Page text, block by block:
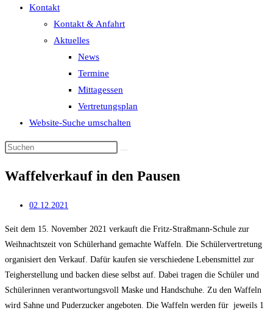
Kontakt
Kontakt & Anfahrt
Aktuelles
News
Termine
Mittagessen
Vertretungsplan
Website-Suche umschalten
Waffelverkauf in den Pausen
02.12.2021
Seit dem 15. November 2021 verkauft die Fritz-Straßmann-Schule zur
Weihnachtszeit von Schülerhand gemachte Waffeln. Die Schülervertretung
organisiert den Verkauf. Dafür kaufen sie verschiedene Lebensmittel zur
Teigherstellung und backen diese selbst auf. Dabei tragen die Schüler und
Schülerinnen verantwortungsvoll Maske und Handschuhe. Zu den Waffeln
wird Sahne und Puderzucker angeboten. Die Waffeln werden für jeweils 1